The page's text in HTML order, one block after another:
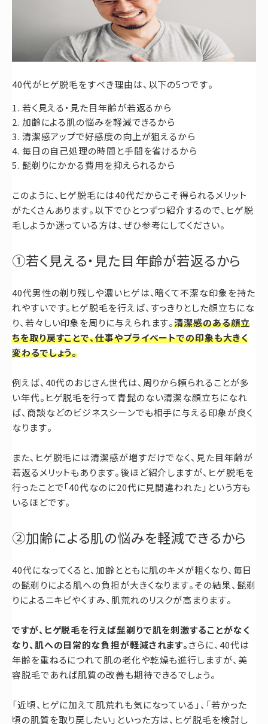
40代がヒゲ脱毛をすべき理由は、以下の5つです。
若く見える・見た目年齢が若返るから
加齢による肌の悩みを軽減できるから
清潔感アップで好感度の向上が狙えるから
毎日の自己処理の時間と手間を省けるから
髭剃りにかかる費用を抑えられるから
このように、ヒゲ脱毛には40代だからこそ得られるメリット
がたくさんあります。以下でひとつずつ紹介するので、ヒゲ脱
毛しようか迷っている方は、ぜひ参考にしてください。
①若く見える・見た目年齢が若返るから
40代男性の剃り残しや濃いヒゲは、暗くて不潔な印象を持た
れやすいです。ヒゲ脱毛を行えば、すっきりとした顔立ちにな
り、若々しい印象を周りに与えられます。清潔感のある顔立
ちを取り戻すことで、仕事やプライベートでの印象も大きく
変わるでしょう。
例えば、40代のおじさん世代は、周りから頼られることが多
い年代。ヒゲ脱毛を行って青髭のない清潔な顔立ちになれ
ば、商談などのビジネスシーンでも相手に与える印象が良く
なります。
また、ヒゲ脱毛には清潔感が増すだけでなく、見た目年齢が
若返るメリットもあります。後ほど紹介しますが、ヒゲ脱毛を
行ったことで「40代なのに20代に見間違われた」という方も
いるほどです。
②加齢による肌の悩みを軽減できるから
40代になってくると、加齢とともに肌のキメが粗くなり、毎日
の髭剃りによる肌への負担が大きくなります。その結果、髭剃
りによるニキビやくすみ、肌荒れのリスクが高まります。
ですが、ヒゲ脱毛を行えば髭剃りで肌を刺激することがなく
なり、肌への日常的な負担が軽減されます。さらに、40代は
年齢を重ねるにつれて肌の老化や乾燥も進行しますが、美
容脱毛であれば肌質の改善も期待できるでしょう。
「近頃、ヒゲに加えて肌荒れも気になっている」、「若かった
頃の肌質を取り戻したい」といった方は、ヒゲ脱毛を検討し